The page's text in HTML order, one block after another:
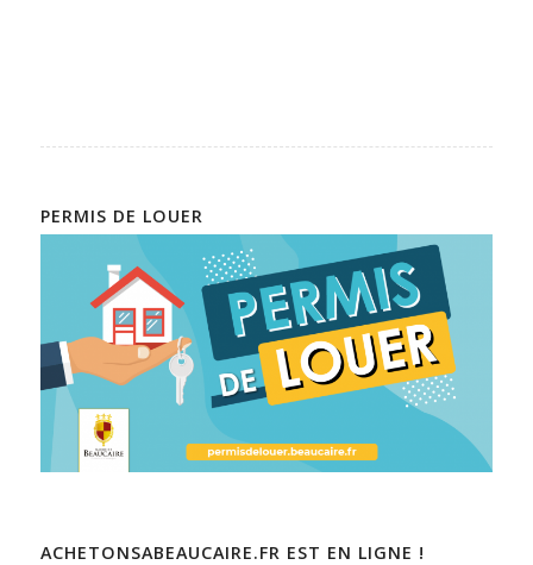
PERMIS DE LOUER
ACHETONSABEAUCAIRE.FR EST EN LIGNE !